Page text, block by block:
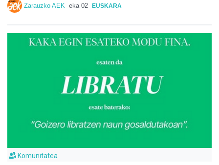
Zarauzko AEK eka 02 EUSKARA
Komunitatea